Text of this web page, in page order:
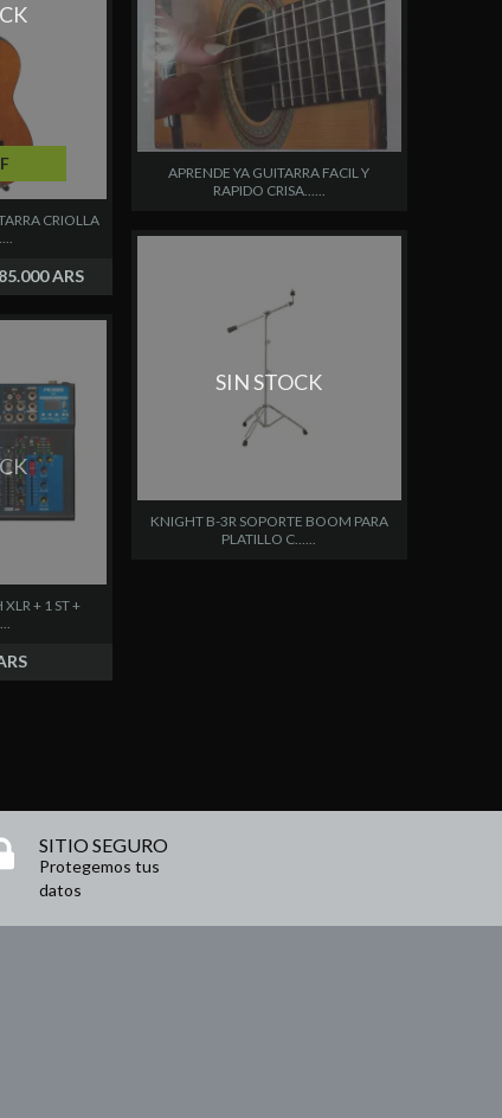
CRIOLLA
ARS
APRENDE YA GUITARRA FACIL Y
RAPIDO CRISA......
XLR + 1 ST +
SIN STOCK
KNIGHT B-3R SOPORTE BOOM PARA
PLATILLO C......
SITIO SEGURO
Protegemos tus
datos